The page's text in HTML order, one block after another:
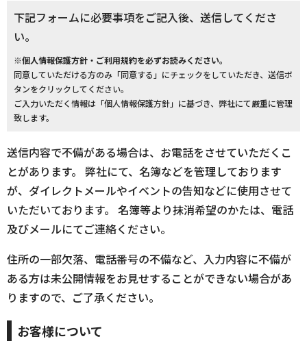
下記フォームに必要事項をご記入後、送信してくださ
い。
※個人情報保護方針・ご利用規約を必ずお読みください。
同意していただける方のみ「同意する」にチェックをしていただき、送信ボ
タンをクリックしてください。
ご入力いただく情報は「個人情報保護方針」に基づき、弊社にて厳重に管理
致します。
送信内容で不備がある場合は、お電話をさせていただくこ
とがあります。 弊社にて、名簿などを管理しております
が、ダイレクトメールやイベントの告知などに使用させて
いただいております。 名簿等より抹消希望のかたは、電話
及びメールにてご連絡ください。
住所の一部欠落、電話番号の不備など、入力内容に不備が
ある方は未公開情報をお見せすることができない場合があ
りますので、ご了承ください。
お客様について